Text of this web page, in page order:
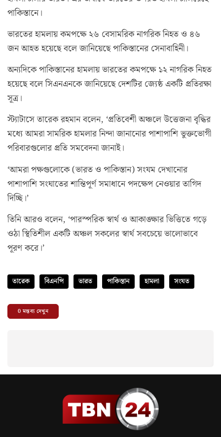
পাকিস্তানে।
ভারতের হামলায় কমপক্ষে ২৬ বেসামরিক নাগরিক নিহত ও ৪৬
জন আহত হয়েছে বলে জানিয়েছে পাকিস্তানের সেনাবাহিনী।
অন্যদিকে পাকিস্তানের হামলায় ভারতের কমপক্ষে ১২ নাগরিক নিহত
হয়েছে বলে সিএনএনকে জানিয়েছে দেশটির জ্যেষ্ঠ একটি প্রতিরক্ষা
সূত্র।
স্ট্যাটাসে তারেক রহমান বলেন, ‘প্রতিবেশী অঞ্চলে উত্তেজনা বৃদ্ধির
মধ্যে আমরা সামরিক হামলার নিন্দা জানানোর পাশাপাশি ভুক্তভোগী
পরিবারগুলোর প্রতি সমবেদনা জানাই।
‘আমরা পক্ষগুলোকে (ভারত ও পাকিস্তান) সংযম দেখানোর
পাশাপাশি সংঘাতের শান্তিপূর্ণ সমাধানে পদক্ষেপ নেওয়ার তাগিদ
দিচ্ছি।’
তিনি আরও বলেন, ‘পারস্পরিক স্বার্থ ও আকাঙ্ক্ষার ভিত্তিতে গড়ে
ওঠা স্থিতিশীল একটি অঞ্চল সকলের স্বার্থ সবচেয়ে ভালোভাবে
পূরণ করে।’
তারেক বিএনপি ভারত পাকিস্তান হামলা সংযত
0মন্তব্য দেখুন